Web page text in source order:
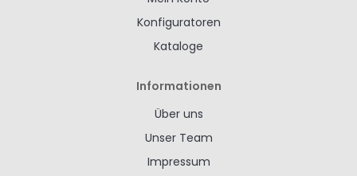
Konfiguratoren
Kataloge
Informationen
Über uns
Unser Team
Impressum